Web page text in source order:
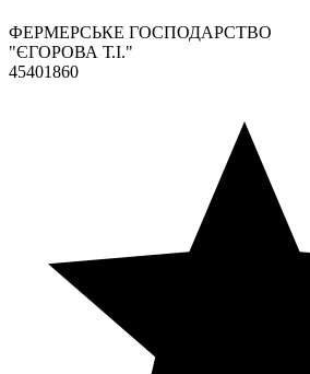
ФЕРМЕРСЬКЕ ГОСПОДАРСТВО
"ЄГОРОВА Т.І."
45401860